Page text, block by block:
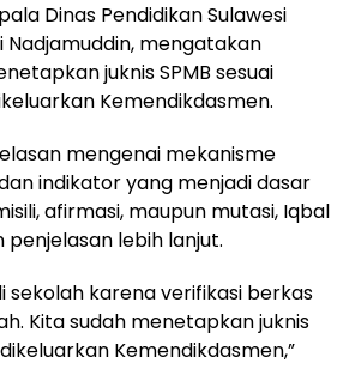
Dinas Pendidikan Sulawesi
Nadjamuddin, mengatakan
juknis SPMB sesuai
Kemendikdasmen.
mengenai mekanisme
indikator yang menjadi dasar
afirmasi, maupun mutasi, Iqbal
lebih lanjut.
sekolah karena verifikasi berkas
Kita sudah menetapkan juknis
Kemendikdasmen,”